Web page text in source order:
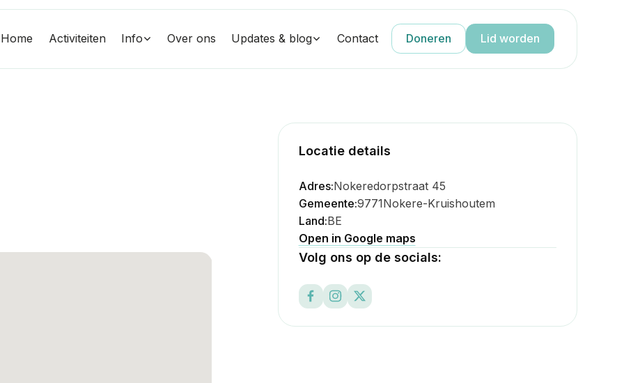
Home Activiteiten Info Over ons Updates & blog Contact Doneren Lid worden
Locatie details
Adres:Nokeredorpstraat 45
Gemeente:9771Nokere-Kruishoutem
Land:BE
Open in Google maps
Volg ons op de socials: